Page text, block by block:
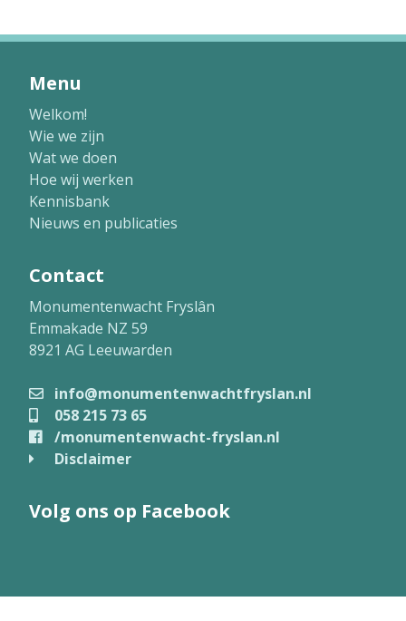
Menu
Welkom!
Wie we zijn
Wat we doen
Hoe wij werken
Kennisbank
Nieuws en publicaties
Contact
Monumentenwacht Fryslân
Emmakade NZ 59
8921 AG Leeuwarden
info@monumentenwachtfryslan.nl
058 215 73 65
/monumentenwacht-fryslan.nl
Disclaimer
Volg ons op Facebook